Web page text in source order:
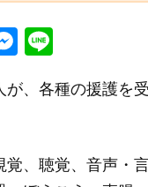
M
ss
n
e
が、各種の援護を
覚、聴覚、音声・